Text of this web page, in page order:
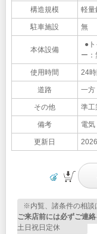
構造規模 軽量
駐車施設 無
本体設備
●
ー：
使用時間 24
道路 一方
その他 準
備考 電気
更新日
※内覧、諸条件の相談
ご来店前には必ずご連
土日祝日定休